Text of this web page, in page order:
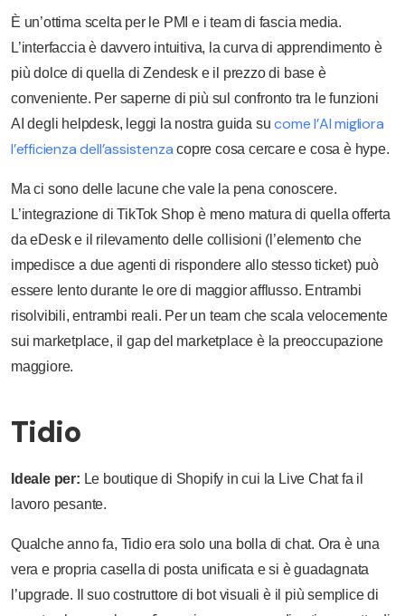
È un’ottima scelta per le PMI e i team di fascia media.
L’interfaccia è davvero intuitiva, la curva di apprendimento è
più dolce di quella di Zendesk e il prezzo di base è
conveniente. Per saperne di più sul confronto tra le funzioni
AI degli helpdesk, leggi la nostra guida sucome l’AI migliora
l’efficienza dell’assistenza copre cosa cercare e cosa è hype.
Ma ci sono delle lacune che vale la pena conoscere.
L’integrazione di TikTok Shop è meno matura di quella offerta
da eDesk e il rilevamento delle collisioni (l’elemento che
impedisce a due agenti di rispondere allo stesso ticket) può
essere lento durante le ore di maggior afflusso. Entrambi
risolvibili, entrambi reali. Per un team che scala velocemente
sui marketplace, il gap del marketplace è la preoccupazione
maggiore.
Tidio
Ideale per: Le boutique di Shopify in cui la Live Chat fa il
lavoro pesante.
Qualche anno fa, Tidio era solo una bolla di chat. Ora è una
vera e propria casella di posta unificata e si è guadagnata
l’upgrade. Il suo costruttore di bot visuali è il più semplice di